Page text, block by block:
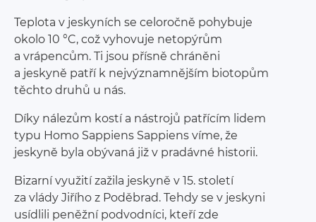
Teplota v jeskyních se celoročně pohybuje
okolo 10 °C, což vyhovuje netopýrům
a vrápencům. Ti jsou přísně chráněni
a jeskyně patří k nejvýznamnějším biotopům
těchto druhů u nás.
Díky nálezům kostí a nástrojů patřícím lidem
typu Homo Sappiens Sappiens víme, že
jeskyně byla obývaná již v pradávné historii.
Bizarní využití zažila jeskyně v 15. století
za vlády Jiřího z Poděbrad. Tehdy se v jeskyni
usídlili peněžní podvodníci, kteří zde